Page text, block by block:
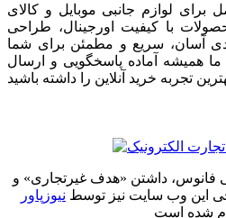
لوازم جانبی موبایل و کالای
با کیفیت اورجینال، طراحی
آسان، سریع و مطمئن برای شما
ما همیشه آماده پاسخگویی و ارسال
فانوس، داشتن «هدف غیرتجاری» و
این وب سایت نیز توسط نیوزپاور